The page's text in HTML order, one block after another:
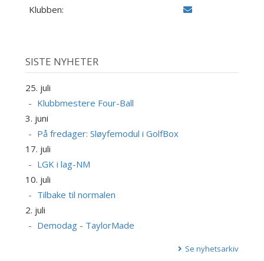
Klubben:
SISTE NYHETER
25. juli
Klubbmestere Four-Ball
3. juni
På fredager: Sløyfemodul i GolfBox
17. juli
LGK i lag-NM
10. juli
Tilbake til normalen
2. juli
Demodag - TaylorMade
Se nyhetsarkiv